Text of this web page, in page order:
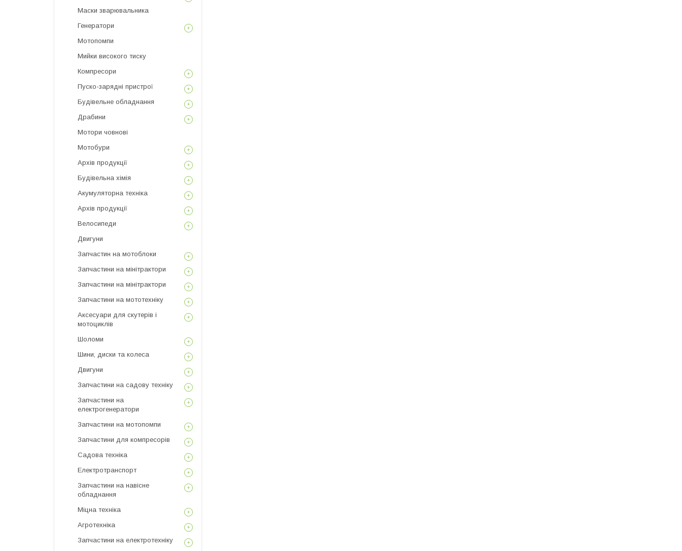
Маски зварювальника
Генератори
Мотопомпи
Мийки високого тиску
Компресори
Пуско-зарядні пристрої
Будівельне обладнання
Драбини
Мотори човнові
Мотобури
Архів продукції
Будівельна хімія
Акумуляторна техніка
Архів продукції
Велосипеди
Двигуни
Запчастин на мотоблоки
Запчастини на мінітрактори
Запчастини на мінітрактори
Запчастини на мототехніку
Аксесуари для скутерів і
мотоциклів
Шоломи
Шини, диски та колеса
Двигуни
Запчастини на садову техніку
Запчастини на
електрогенератори
Запчастини на мотопомпи
Запчастини для компресорів
Садова техніка
Електротранспорт
Запчастини на навісне
обладнання
Міцна техніка
Агротехніка
Запчастини на електротехніку